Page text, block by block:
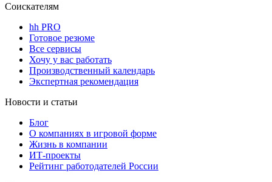
Соискателям
hh PRO
Готовое резюме
Все сервисы
Хочу у вас работать
Производственный календарь
Экспертная рекомендация
Новости и статьи
Блог
О компаниях в игровой форме
Жизнь в компании
ИТ-проекты
Рейтинг работодателей России